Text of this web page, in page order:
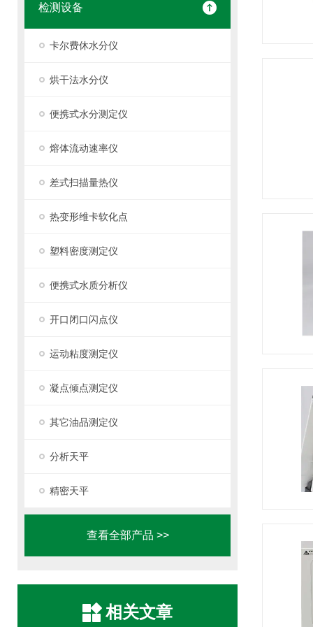
检测设备
卡尔费休水分仪
烘干法水分仪
便携式水分测定仪
熔体流动速率仪
差式扫描量热仪
热变形维卡软化点
塑料密度测定仪
便携式水质分析仪
开口闭口闪点仪
运动粘度测定仪
凝点倾点测定仪
其它油品测定仪
分析天平
精密天平
查看全部产品 >>
相关文章